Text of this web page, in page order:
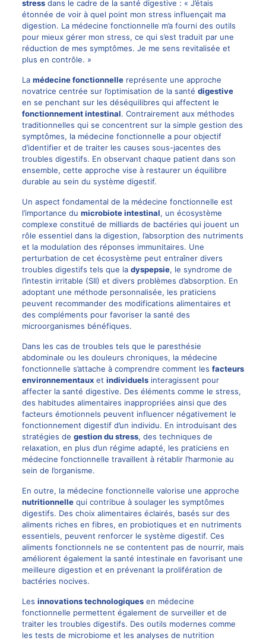
stressdans le cadre de la santé digestive : « J’étais
étonnée de voir à quel point mon stress influençait ma
digestion. La médecine fonctionnelle m’a fourni des outils
pour mieux gérer mon stress, ce qui s’est traduit par une
réduction de mes symptômes. Je me sens revitalisée et
plus en contrôle. »
La médecine fonctionnellereprésente une approche
novatrice centrée sur l’optimisation de la santé digestive
en se penchant sur les déséquilibres qui affectent le
fonctionnement intestinal. Contrairement aux méthodes
traditionnelles qui se concentrent sur la simple gestion des
symptômes, la médecine fonctionnelle a pour objectif
d’identifier et de traiter les causes sous-jacentes des
troubles digestifs. En observant chaque patient dans son
ensemble, cette approche vise à restaurer un équilibre
durable au sein du système digestif.
Un aspect fondamental de la médecine fonctionnelle est
l’importance du microbiote intestinal, un écosystème
complexe constitué de milliards de bactéries qui jouent un
rôle essentiel dans la digestion, l’absorption des nutriments
et la modulation des réponses immunitaires. Une
perturbation de cet écosystème peut entraîner divers
troubles digestifs tels que la dyspepsie, le syndrome de
l’intestin irritable (SII) et divers problèmes d’absorption. En
adoptant une méthode personnalisée, les praticiens
peuvent recommander des modifications alimentaires et
des compléments pour favoriser la santé des
microorganismes bénéfiques.
Dans les cas de troubles tels que le paresthésie
abdominale ou les douleurs chroniques, la médecine
fonctionnelle s’attache à comprendre comment les facteurs
environnementauxet individuelsinteragissent pour
affecter la santé digestive. Des éléments comme le stress,
des habitudes alimentaires inappropriées ainsi que des
facteurs émotionnels peuvent influencer négativement le
fonctionnement digestif d’un individu. En introduisant des
stratégies de gestion du stress, des techniques de
relaxation, en plus d’un régime adapté, les praticiens en
médecine fonctionnelle travaillent à rétablir l’harmonie au
sein de l’organisme.
En outre, la médecine fonctionnelle valorise une approche
nutritionnellequi contribue à soulager les symptômes
digestifs. Des choix alimentaires éclairés, basés sur des
aliments riches en fibres, en probiotiques et en nutriments
essentiels, peuvent renforcer le système digestif. Ces
aliments fonctionnels ne se contentent pas de nourrir, mais
améliorent également la santé intestinale en favorisant une
meilleure digestion et en prévenant la prolifération de
bactéries nocives.
Les innovations technologiquesen médecine
fonctionnelle permettent également de surveiller et de
traiter les troubles digestifs. Des outils modernes comme
les tests de microbiome et les analyses de nutrition